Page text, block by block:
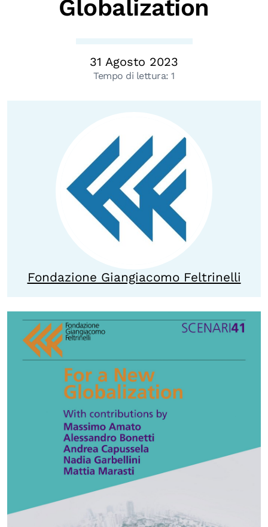
Biblioteca
Progetti Internazionali
Pubblicazioni
Storie di Resistenza, ottant’anni dopo
Calendario civile
Elezioni dal mondo
Attività per bambine e bambini
Programmi per le scuole
Under25
Classici del Pensiero Politico
Master e Executive Program
Globalization
31 Agosto 2023
Tempo di lettura:1
Fondazione Giangiacomo Feltrinelli